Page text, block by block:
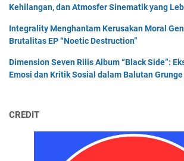
Kehilangan, dan Atmosfer Sinematik yang
Integrality Menghantam Kerusakan Moral
Brutalitas EP “Noetic Destruction”
Dimension Seven Rilis Album “Black Side”:
Emosi dan Kritik Sosial dalam Balutan
CREDIT